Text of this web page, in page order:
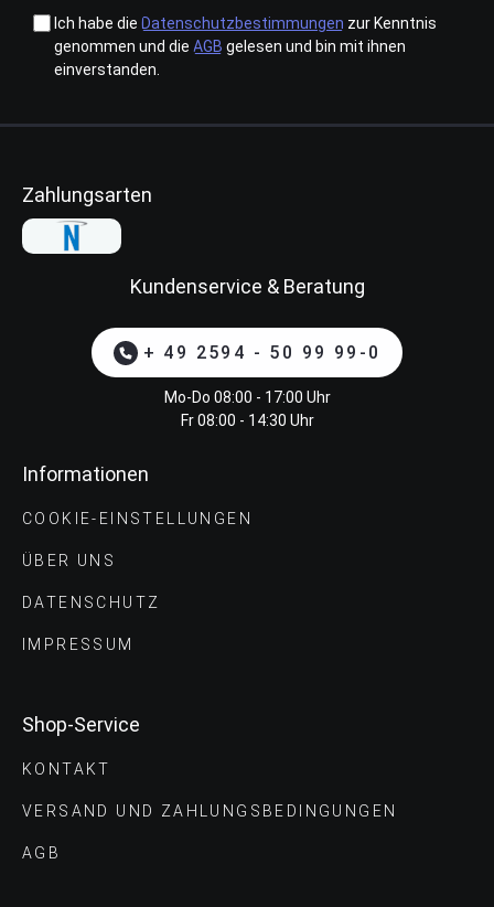
Ich habe die Datenschutzbestimmungen zur Kenntnis
genommen und die AGB gelesen und bin mit ihnen
einverstanden.
Zahlungsarten
Kundenservice & Beratung
+ 49 2594 - 50 99 99-0
Mo-Do 08:00 - 17:00 Uhr
Fr 08:00 - 14:30 Uhr
Informationen
COOKIE-EINSTELLUNGEN
ÜBER UNS
DATENSCHUTZ
IMPRESSUM
Shop-Service
KONTAKT
VERSAND UND ZAHLUNGS­BEDINGUNGEN
AGB